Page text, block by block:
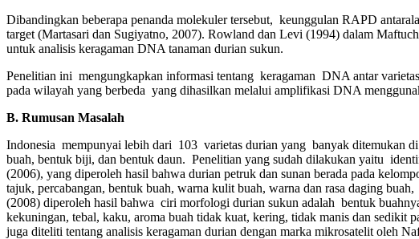
Dibandingkan beberapa penanda molekuler tersebut, keunggulan RAPD
target (Martasari dan Sugiyatno, 2007). Rowland dan Levi (1994) dalam
untuk analisis keragaman DNA tanaman durian sukun.
Penelitian ini mengungkapkan informasi tentang keragaman DNA antar
pada wilayah yang berbeda yang dihasilkan melalui amplifikasi DNA
B. Rumusan Masalah
Indonesia mempunyai lebih dari 103 varietas durian yang banyak ditemukan
buah, bentuk biji, dan bentuk daun. Penelitian yang sudah dilakukan yaitu
(2006), yang diperoleh hasil bahwa durian petruk dan sunan berada pada
tajuk, percabangan, bentuk buah, warna kulit buah, warna dan rasa daging
(2008) diperoleh hasil bahwa ciri morfologi durian sukun adalah bentuk
kekuningan, tebal, kaku, aroma buah tidak kuat, kering, tidak manis dan
juga diteliti tentang analisis keragaman durian dengan marka mikrosatelit oleh